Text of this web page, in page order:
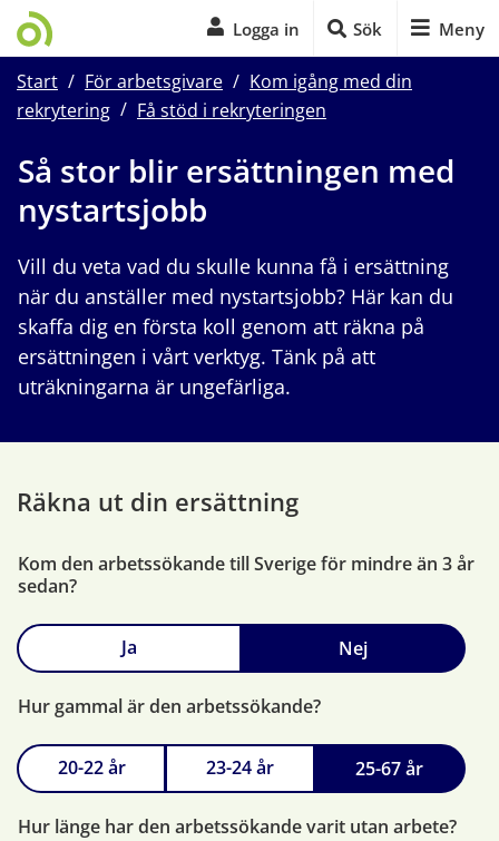
Logga in Sök Meny
Start / För arbetsgivare / Kom igång med din
rekrytering / Få stöd i rekryteringen
Så stor blir ersättningen med
nystartsjobb
Vill du veta vad du skulle kunna få i ersättning
när du anställer med nystartsjobb? Här kan du
skaffa dig en första koll genom att räkna på
ersättningen i vårt verktyg. Tänk på att
uträkningarna är ungefärliga.
Räkna ut din ersättning
Kom den arbetssökande till Sverige för mindre än 3 år
sedan?
Ja Nej
Hur gammal är den arbetssökande?
20-22 år 23-24 år 25-67 år
Hur länge har den arbetssökande varit utan arbete?